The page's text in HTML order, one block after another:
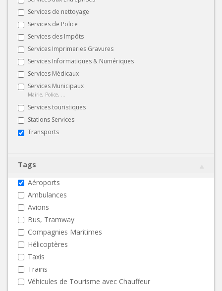
Services de nettoyage
Services de Police
Services des Impôts
Services Imprimeries Gravures
Services Informatiques & Numériques
Services Médicaux
Services Municipaux
Mairie, Police, ...
Services touristiques
Stations Services
Transports
Tags
Aéroports
Ambulances
Avions
Bus, Tramway
Compagnies Maritimes
Hélicoptères
Taxis
Trains
Véhicules de Tourisme avec Chauffeur